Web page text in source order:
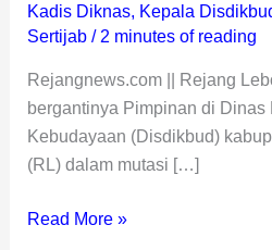
Kadis Diknas, Kepala
Sertijab/ 2 minutes of reading
Rejangnews.com || Rejang
bergantinya Pimpinan di Dinas
Kebudayaan (Disdikbud)
(RL) dalam mutasi […]
Read More »